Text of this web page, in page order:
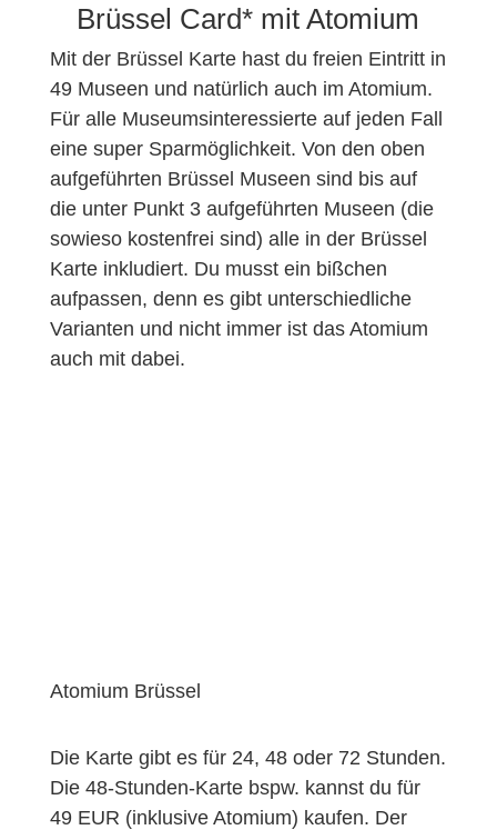
Brüssel Card* mit Atomium
Mit der Brüssel Karte hast du freien Eintritt in
49 Museen und natürlich auch im Atomium.
Für alle Museumsinteressierte auf jeden Fall
eine super Sparmöglichkeit. Von den oben
aufgeführten Brüssel Museen sind bis auf
die unter Punkt 3 aufgeführten Museen (die
sowieso kostenfrei sind) alle in der Brüssel
Karte inkludiert. Du musst ein bißchen
aufpassen, denn es gibt unterschiedliche
Varianten und nicht immer ist das Atomium
auch mit dabei.
Atomium Brüssel
Die Karte gibt es für 24, 48 oder 72 Stunden.
Die 48-Stunden-Karte bspw. kannst du für
49 EUR (inklusive Atomium) kaufen. Der